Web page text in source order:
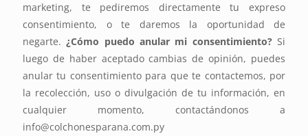
marketing, te pediremos directamente tu expreso
consentimiento, o te daremos la oportunidad de
negarte.¿Cómo puedo anular mi consentimiento?Si
luego de haber aceptado cambias de opinión, puedes
anular tu consentimiento para que te contactemos, por
la recolección, uso o divulgación de tu información, en
cualquier momento, contactándonos a
info@colchonesparana.com.py